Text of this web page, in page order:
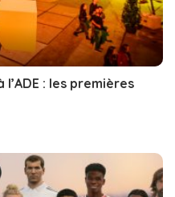
: les premières